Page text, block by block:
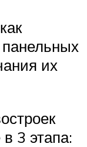
их
3 этапа: